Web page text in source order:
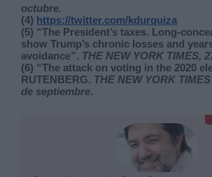
octubre.
(4) https://twitter.com/kdurquiza
(5) “The President’s taxes. Long-
show Trump’s chronic losses and
avoidance”. THE NEW YORK TIMES,
(6) “The attack on voting in the 2020
RUTENBERG. THE NEW YORK
de septiembre.